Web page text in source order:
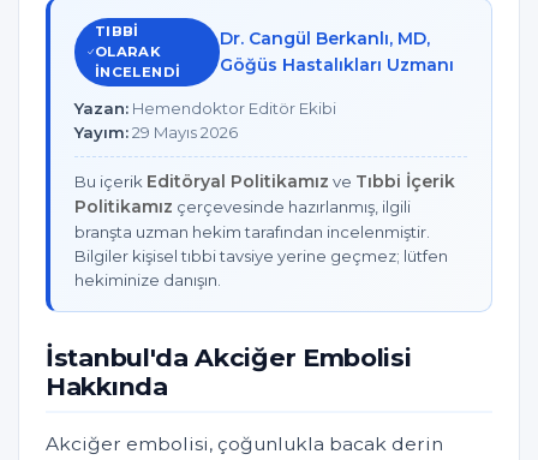
TIBBI
OLARAK
INCELENDI
Dr. Cangül Berkanlı, MD,
Göğüs Hastalıkları Uzmanı
Yazan: Hemendoktor Editör Ekibi
Yayım:29 Mayıs 2026
Bu içerik Editöryal Politikamız ve Tıbbi İçerik
Politikamız çerçevesinde hazırlanmış, ilgili
branşta uzman hekim tarafından incelenmiştir.
Bilgiler kişisel tıbbi tavsiye yerine geçmez; lütfen
hekiminize danışın.
İstanbul'da Akciğer Embolisi
Hakkında
Akciğer embolisi, çoğunlukla bacak derin